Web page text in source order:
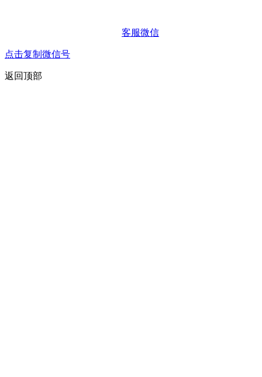
客服微信
点击复制微信号
返回顶部